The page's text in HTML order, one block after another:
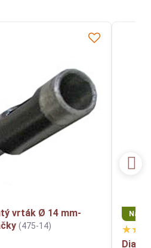
vrták Ø 14 mm-
(475-14)